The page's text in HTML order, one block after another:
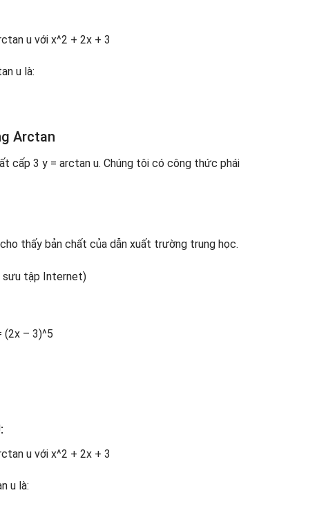
u với x^2 + 2x + 3
u là:
Arctan
cấp 3 y = arctan u. Chúng tôi có công thức phái
thấy bản chất của dẫn xuất trường trung học.
(2x – 3)^5
u với x^2 + 2x + 3
u là: